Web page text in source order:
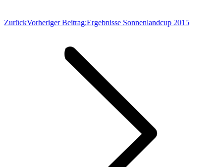
ZurückVorheriger Beitrag:Ergebnisse Sonnenlandcup 2015